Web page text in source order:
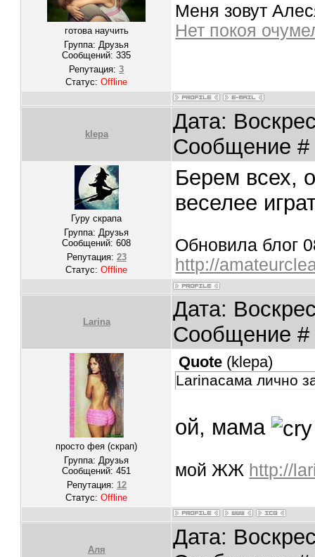
готова научить
Группа: Друзья
Сообщений:335
Репутация:3
Статус:Offline
Меня зовут
Нет покоя
klepa
Дата:
Сообщение
Гуру скрапа
Группа: Друзья
Сообщений:608
Репутация: 23
Статус:Offline
Берем всех,
веселее
Обновила блог
http://
Larina
Дата:
Сообщение
просто фея (скрап)
Группа: Друзья
Сообщений:451
Репутация: 12
Статус:Offline
Quote (klepa)
Larinaсама лично
ой, мама
мой ЖЖ http://
Аля
Дата: